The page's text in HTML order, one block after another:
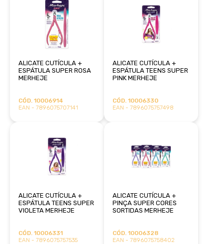
ALICATE CUTÍCULA +
ESPÁTULA SUPER ROSA
MERHEJE
CÓD. 10006914
EAN - 7896075707141
ALICATE CUTÍCULA +
ESPÁTULA TEENS SUPER
PINK MERHEJE
CÓD. 10006330
EAN - 7896075757498
ALICATE CUTÍCULA +
ESPÁTULA TEENS SUPER
VIOLETA MERHEJE
CÓD. 10006331
EAN - 7896075757535
ALICATE CUTÍCULA +
PINÇA SUPER CORES
SORTIDAS MERHEJE
CÓD. 10006328
EAN - 7896075758402